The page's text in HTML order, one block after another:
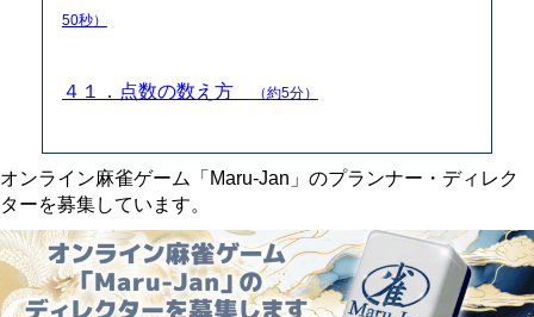
50秒）
４１．点数の数え方 （約5分）
オンライン麻雀ゲーム「Maru-Jan」のプランナー・ディレク
ターを募集しています。